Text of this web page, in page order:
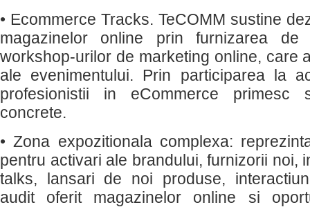
• Ecommerce Tracks. TeCOMM sustine
magazinelor online prin furnizarea
workshop-urilor de marketing online, care
ale evenimentului. Prin participarea la
profesionistii in eCommerce primesc
concrete.
• Zona expozitionala complexa:
pentru activari ale brandului, furnizorii noi,
talks, lansari de noi produse,
audit oferit magazinelor online si